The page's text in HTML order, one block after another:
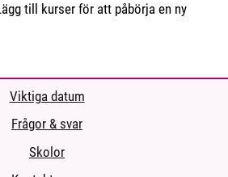
till kurser för att påbörja en ny
Viktiga datum
Frågor & svar
Skolor